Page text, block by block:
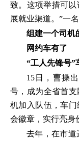
致。这项举措可
展就业渠道。”一
组建一个司机
网约车有了
“工人先锋号”
15日，曹操
号，成为全省首支
机加入队伍，车
会徽章，实行亮身
去年，在市道